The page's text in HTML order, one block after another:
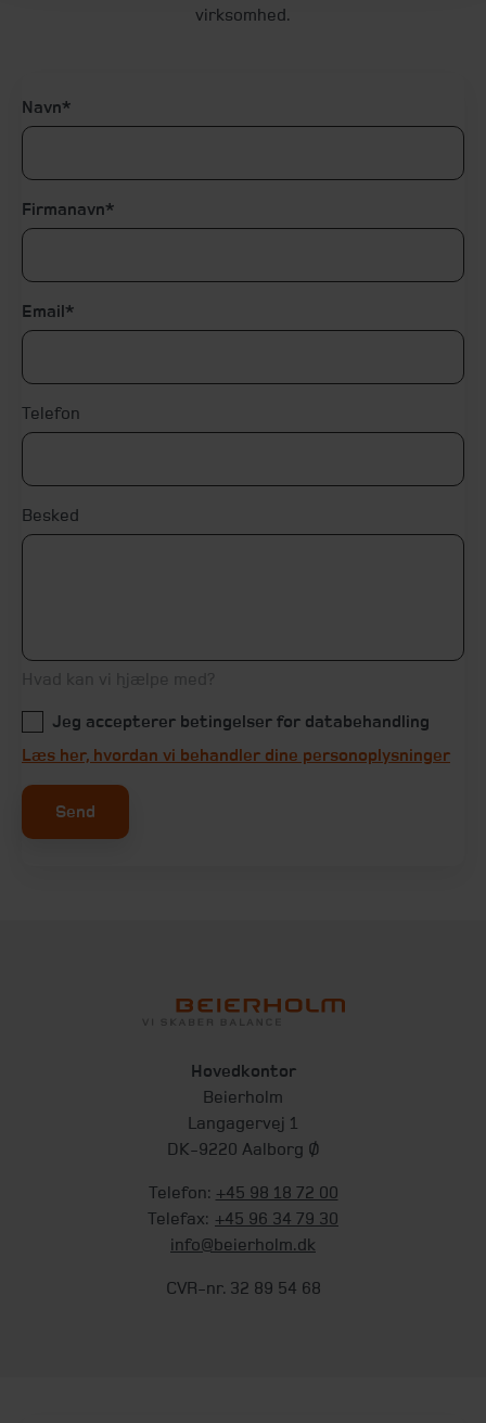
virksomhed.
Navn
Firmanavn
Email
Telefon
Besked
Hvad kan vi hjælpe med?
Jeg accepterer betingelser for databehandling
Læs her, hvordan vi behandler dine personoplysninger
Send
Hovedkontor
Beierholm
Langagervej 1
DK-9220 Aalborg Ø
Telefon: +45 98 18 72 00
Telefax: +45 96 34 79 30
info@beierholm.dk
CVR-nr. 32 89 54 68